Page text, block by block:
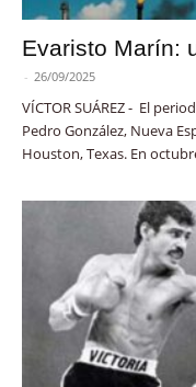
Evaristo Marín:
- 26/09/2025
VÍCTOR SUÁREZ - El
Pedro González, Nueva
Houston, Texas. En